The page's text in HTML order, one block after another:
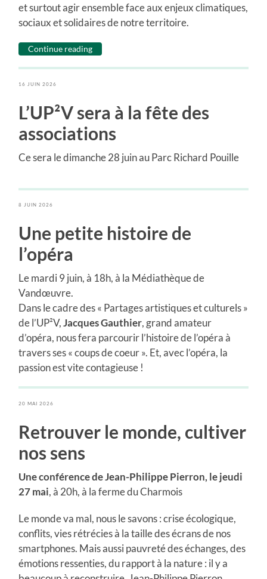
et surtout agir ensemble face aux enjeux climatiques,
sociaux et solidaires de notre territoire.
Continue reading
16 JUIN 2026
L’UP²V sera à la fête des
associations
Ce sera le dimanche 28 juin au Parc Richard Pouille
8 JUIN 2026
Une petite histoire de
l’opéra
Le mardi 9 juin, à 18h, à la Médiathèque de
Vandœuvre.
Dans le cadre des « Partages artistiques et culturels »
de l’UP²V,Jacques Gauthier, grand amateur
d’opéra, nous fera parcourir l’histoire de l’opéra à
travers ses « coups de coeur ». Et, avec l’opéra, la
passion est vite contagieuse !
20 MAI 2026
Retrouver le monde, cultiver
nos sens
Une conférence de Jean-Philippe Pierron, le jeudi
27 mai, à 20h, à la ferme du Charmois
Le monde va mal, nous le savons : crise écologique,
conflits, vies rétrécies à la taille des écrans de nos
smartphones. Mais aussi pauvreté des échanges, des
émotions ressenties, du rapport à la nature : il y a